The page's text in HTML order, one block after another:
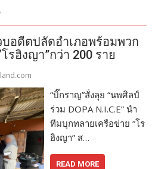
อดีตปลัดอำเภอพร้อมพวก
รฮิงญา”กว่า 200 ราย
“บิ๊กราญ”สั่งลุย “นพศิลป์
ร่วม DOPA N.I.C.E” นำ
ทีมบุกทลายเครือข่าย “โร
ฮิงญา” ส…
READ MORE